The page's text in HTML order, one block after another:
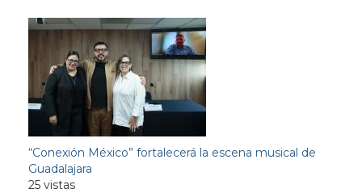
“Conexión México” fortalecerá la escena musical de
Guadalajara
25 vistas